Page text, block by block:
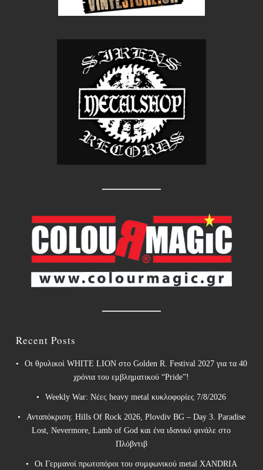
Recent Posts
Οι θρυλικοί WHITE LION στο Golden R. Festival 2027 για τα 40
χρόνια του εμβληματικού “Pride”!
Weekly War: Νέες heavy metal κυκλοφορίες 7/8/2026
Ανταπόκριση: Hills Of Rock 2026, Plovdiv BG – Day 3. Paradise
Lost, Nevermore, Lamb of God και ένα ιδανικό φινάλε στο
Πλόβντιβ
Οι Γερμανοί πρωτοπόροι του συμφωνικού metal XANDRIA